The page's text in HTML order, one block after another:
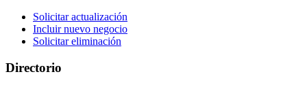
Solicitar actualización
Incluir nuevo negocio
Solicitar eliminación
Directorio